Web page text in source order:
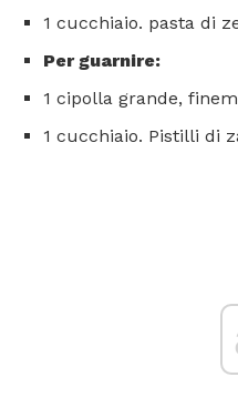
1 cucchiaio. pasta di
Per guarnire:
1 cipolla grande,
1 cucchiaio. Pistilli di